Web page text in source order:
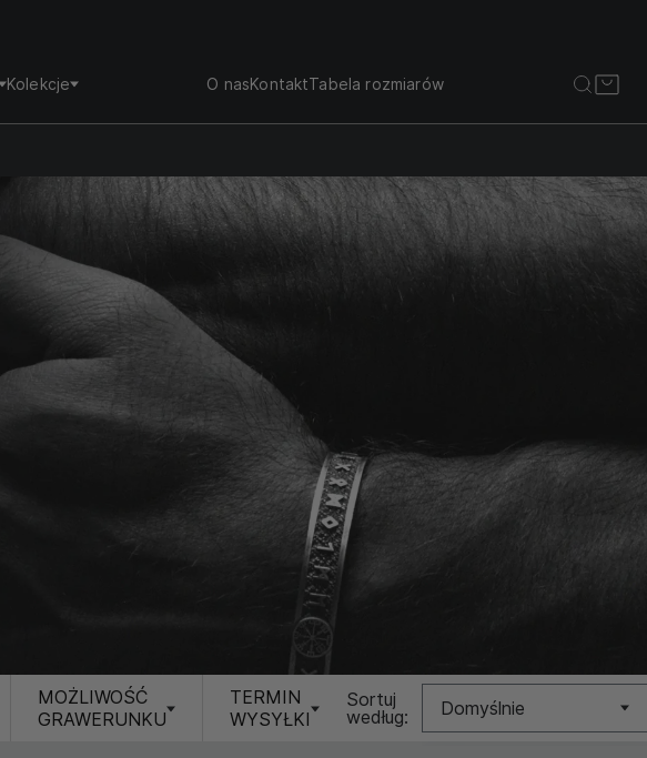
Kolekcje O nasKontaktTabela rozmiarów
MOŻLIWOŚĆ
GRAWERUNKU
TERMIN
WYSYŁKI
Sortuj
według:
Domyślnie